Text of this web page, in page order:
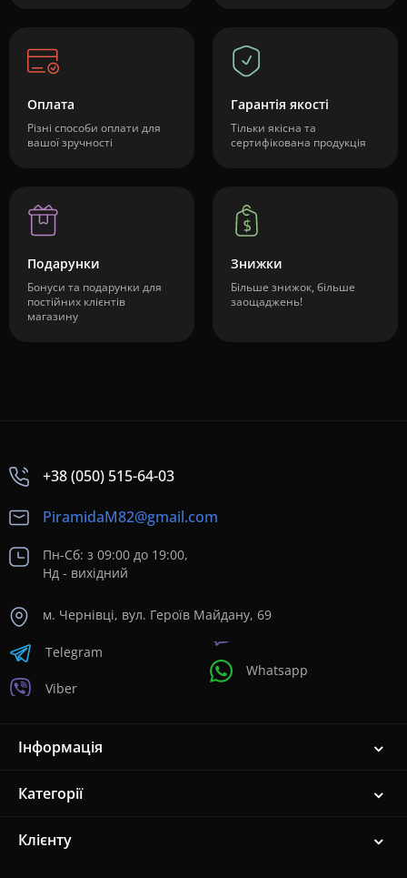
Оплата
Різні способи оплати для
вашої зручності
Гарантія якості
Тільки якісна та
сертифікована продукція
Подарунки
Бонуси та подарунки для
постійних клієнтів
магазину
Знижки
Більше знижок, більше
заощаджень!
+38 (050) 515-64-03
PiramidaM82@gmail.com
Пн-Сб: з 09:00 до 19:00,
Нд - вихідний
м. Чернівці, вул. Героїв Майдану, 69
Telegram
Viber
Whatsapp
Інформація
Категорії
Клієнту